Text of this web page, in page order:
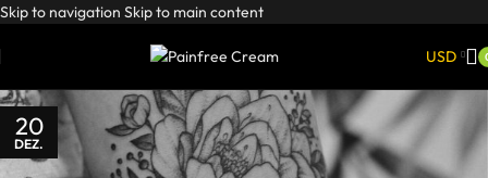
Skip to navigation Skip to main content
USD
20
DEZ.